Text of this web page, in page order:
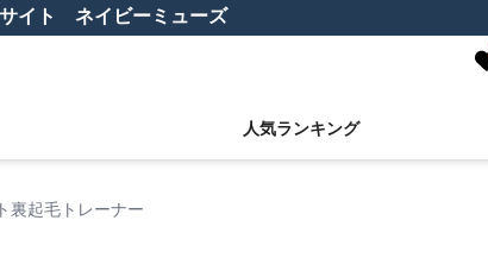
イト ネイビーミューズ
人気ランキング
裏起毛トレーナー